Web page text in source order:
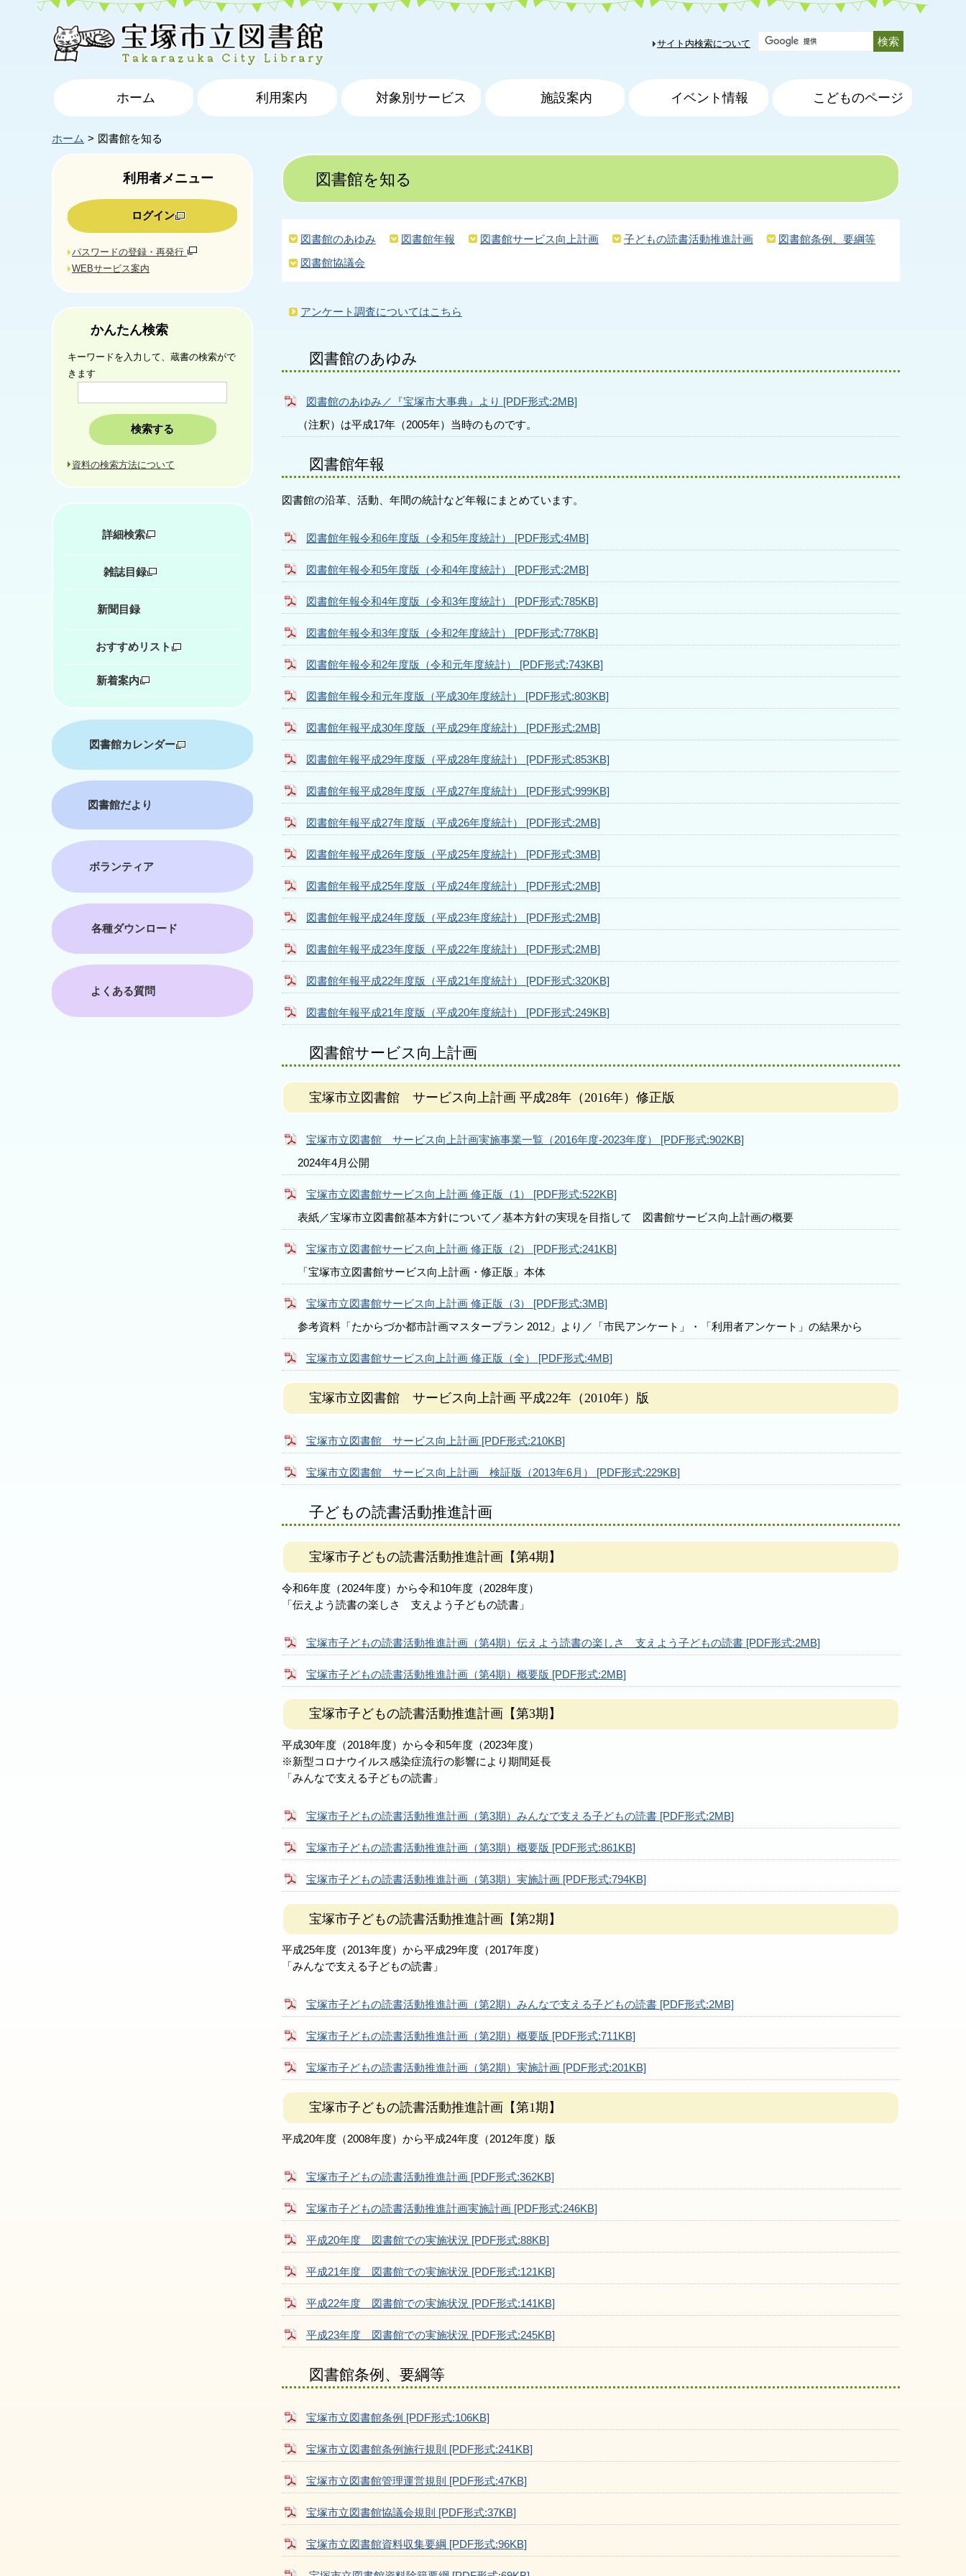
サイト内検索について
ホーム 利用案内 対象別サービス 施設案内 イベント情報 こどものページ
ホーム 図書館を知る
利用者メニュー
ログイン
パスワードの登録・再発行
WEBサービス案内
かんたん検索
キーワードを入力して、蔵書の検索がで
きます
資料の検索方法について
詳細検索
雑誌目録
新聞目録
おすすめリスト
新着案内
図書館カレンダー
図書館だより
ボランティア
各種ダウンロード
よくある質問
図書館を知る
図書館のあゆみ 図書館年報 図書館サービス向上計画 子どもの読書活動推進計画
図書館条例、要綱等
図書館協議会
アンケート調査についてはこちら
図書館のあゆみ
図書館のあゆみ／『宝塚市大事典』より [PDF形式:2MB]
（注釈）は平成17年（2005年）当時のものです。
図書館年報
図書館の沿革、活動、年間の統計など年報にまとめています。
図書館年報令和6年度版（令和5年度統計） [PDF形式:4MB]
図書館年報令和5年度版（令和4年度統計） [PDF形式:2MB]
図書館年報令和4年度版（令和3年度統計） [PDF形式:785KB]
図書館年報令和3年度版（令和2年度統計） [PDF形式:778KB]
図書館年報令和2年度版（令和元年度統計） [PDF形式:743KB]
図書館年報令和元年度版（平成30年度統計） [PDF形式:803KB]
図書館年報平成30年度版（平成29年度統計） [PDF形式:2MB]
図書館年報平成29年度版（平成28年度統計） [PDF形式:853KB]
図書館年報平成28年度版（平成27年度統計） [PDF形式:999KB]
図書館年報平成27年度版（平成26年度統計） [PDF形式:2MB]
図書館年報平成26年度版（平成25年度統計） [PDF形式:3MB]
図書館年報平成25年度版（平成24年度統計） [PDF形式:2MB]
図書館年報平成24年度版（平成23年度統計） [PDF形式:2MB]
図書館年報平成23年度版（平成22年度統計） [PDF形式:2MB]
図書館年報平成22年度版（平成21年度統計） [PDF形式:320KB]
図書館年報平成21年度版（平成20年度統計） [PDF形式:249KB]
図書館サービス向上計画
宝塚市立図書館 サービス向上計画 平成28年（2016年）修正版
宝塚市立図書館 サービス向上計画実施事業一覧（2016年度‐2023年度） [PDF形式:902KB]
2024年4月公開
宝塚市立図書館サービス向上計画 修正版（1） [PDF形式:522KB]
表紙／宝塚市立図書館基本方針について／基本方針の実現を目指して 図書館サービス向上計画の概要
宝塚市立図書館サービス向上計画 修正版（2） [PDF形式:241KB]
「宝塚市立図書館サービス向上計画・修正版」本体
宝塚市立図書館サービス向上計画 修正版（3） [PDF形式:3MB]
参考資料「たからづか都市計画マスタープラン 2012」より／「市民アンケート」・「利用者アンケート」の結果から
宝塚市立図書館サービス向上計画 修正版（全） [PDF形式:4MB]
宝塚市立図書館 サービス向上計画 平成22年（2010年）版
宝塚市立図書館 サービス向上計画 [PDF形式:210KB]
宝塚市立図書館 サービス向上計画 検証版（2013年6月） [PDF形式:229KB]
子どもの読書活動推進計画
宝塚市子どもの読書活動推進計画【第4期】
令和6年度（2024年度）から令和10年度（2028年度）
「伝えよう読書の楽しさ 支えよう子どもの読書」
宝塚市子どもの読書活動推進計画（第4期）伝えよう読書の楽しさ 支えよう子どもの読書 [PDF形式:2MB]
宝塚市子どもの読書活動推進計画（第4期）概要版 [PDF形式:2MB]
宝塚市子どもの読書活動推進計画【第3期】
平成30年度（2018年度）から令和5年度（2023年度）
※新型コロナウイルス感染症流行の影響により期間延長
「みんなで支える子どもの読書」
宝塚市子どもの読書活動推進計画（第3期）みんなで支える子どもの読書 [PDF形式:2MB]
宝塚市子どもの読書活動推進計画（第3期）概要版 [PDF形式:861KB]
宝塚市子どもの読書活動推進計画（第3期）実施計画 [PDF形式:794KB]
宝塚市子どもの読書活動推進計画【第2期】
平成25年度（2013年度）から平成29年度（2017年度）
「みんなで支える子どもの読書」
宝塚市子どもの読書活動推進計画（第2期）みんなで支える子どもの読書 [PDF形式:2MB]
宝塚市子どもの読書活動推進計画（第2期）概要版 [PDF形式:711KB]
宝塚市子どもの読書活動推進計画（第2期）実施計画 [PDF形式:201KB]
宝塚市子どもの読書活動推進計画【第1期】
平成20年度（2008年度）から平成24年度（2012年度）版
宝塚市子どもの読書活動推進計画 [PDF形式:362KB]
宝塚市子どもの読書活動推進計画実施計画 [PDF形式:246KB]
平成20年度 図書館での実施状況 [PDF形式:88KB]
平成21年度 図書館での実施状況 [PDF形式:121KB]
平成22年度 図書館での実施状況 [PDF形式:141KB]
平成23年度 図書館での実施状況 [PDF形式:245KB]
図書館条例、要綱等
宝塚市立図書館条例 [PDF形式:106KB]
宝塚市立図書館条例施行規則 [PDF形式:241KB]
宝塚市立図書館管理運営規則 [PDF形式:47KB]
宝塚市立図書館協議会規則 [PDF形式:37KB]
宝塚市立図書館資料収集要綱 [PDF形式:96KB]